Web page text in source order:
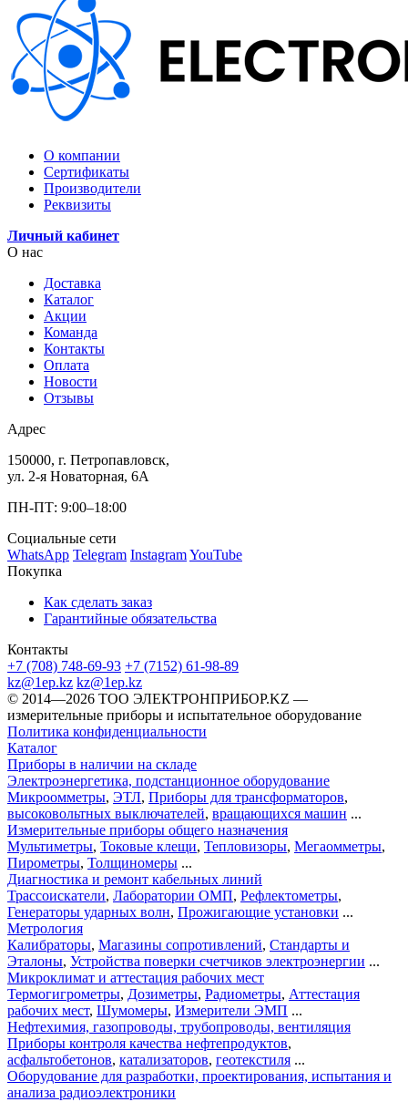
О компании
Сертификаты
Производители
Реквизиты
Личный кабинет
О нас
Доставка
Каталог
Акции
Команда
Контакты
Оплата
Новости
Отзывы
Адрес
150000, г. Петропавловск,
ул. 2-я Новаторная, 6А
ПН-ПТ: 9:00–18:00
Социальные сети
WhatsApp Telegram InstagramYouTube
Покупка
Как сделать заказ
Гарантийные обязательства
Контакты
+7 (708) 748-69-93 +7 (7152) 61-98-89
kz@1ep.kz kz@1ep.kz
©️ 2014—2026 ТОО ЭЛЕКТРОНПРИБОР.KZ —
измерительные приборы и испытательное оборудование
Политика конфиденциальности
Каталог
Приборы в наличии на складе
Электроэнергетика, подстанционное оборудование
Микроомметры, ЭТЛ, Приборы для трансформаторов,
высоковольтных выключателей, вращающихся машин ...
Измерительные приборы общего назначения
Мультиметры, Токовые клещи, Тепловизоры, Мегаомметры,
Пирометры, Толщиномеры ...
Диагностика и ремонт кабельных линий
Трассоискатели, Лаборатории ОМП, Рефлектометры,
Генераторы ударных волн, Прожигающие установки ...
Метрология
Калибраторы, Магазины сопротивлений, Стандарты и
Эталоны, Устройства поверки счетчиков электроэнергии ...
Микроклимат и аттестация рабочих мест
Термогигрометры, Дозиметры, Радиометры, Аттестация
рабочих мест, Шумомеры, Измерители ЭМП ...
Нефтехимия, газопроводы, трубопроводы, вентиляция
Приборы контроля качества нефтепродуктов,
асфальтобетонов, катализаторов, геотекстиля ...
Оборудование для разработки, проектирования, испытания и
анализа радиоэлектроники